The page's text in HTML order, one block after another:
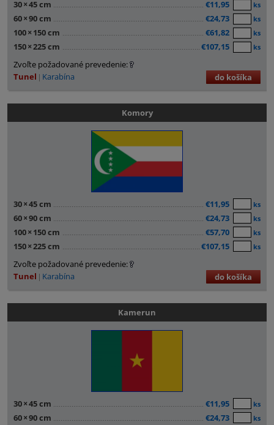
30×45 cm €11,95 ks
60×90 cm €24,73 ks
100× 150 cm €61,82 ks
150×225 cm €107,15 ks
Zvoľte požadované prevedenie:
Tunel
Karabína do košíka
Komory
30×45 cm €11,95 ks
60×90 cm €24,73 ks
100× 150 cm €57,70 ks
150×225 cm €107,15 ks
Zvoľte požadované prevedenie:
Tunel
Karabína do košíka
Kamerun
30×45 cm €11,95 ks
60×90 cm €24,73 ks